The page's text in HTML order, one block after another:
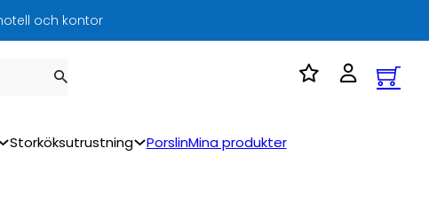
och kontor
Storköksutrustning PorslinMina produkter